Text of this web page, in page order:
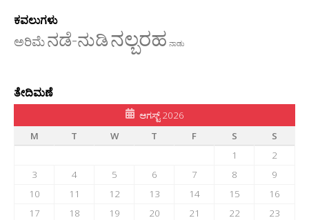
ಕವಲುಗಳು
ಅರಿಮೆನಡೆ-ನುಡಿನಲ್ಬರಹ ನಾಡು
ತೇದಿಮಣೆ
ಆಗಸ್ಟ್ 2026
M
T W T F S
S
1
2
3
4 5 6 7 8
9
10
11 12 13 14 15
16
17
18 19 20 21 22
23